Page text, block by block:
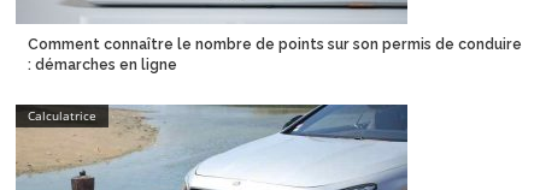
Comment connaître le nombre de points sur son permis de conduire
: démarches en ligne
Calculatrice